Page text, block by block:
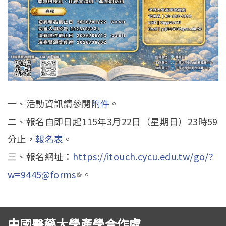
一、活動資訊請參閱附件 。
二、報名自即日起115年3月22日（星期日）23時59
分止，報名表 。
三、報名網址： https://itouch.cycu.edu.tw/go/?
w=9445@forms(link is external)
。